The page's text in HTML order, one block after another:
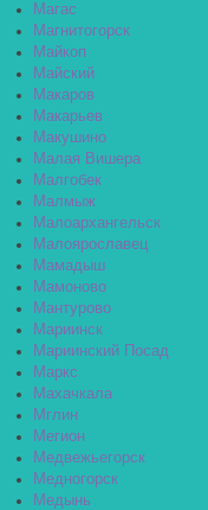
Магас
Магнитогорск
Майкоп
Майский
Макаров
Макарьев
Макушино
Малая Вишера
Малгобек
Малмыж
Малоархангельск
Малоярославец
Мамадыш
Мамоново
Мантурово
Мариинск
Мариинский Посад
Маркс
Махачкала
Мглин
Мегион
Медвежьегорск
Медногорск
Медынь